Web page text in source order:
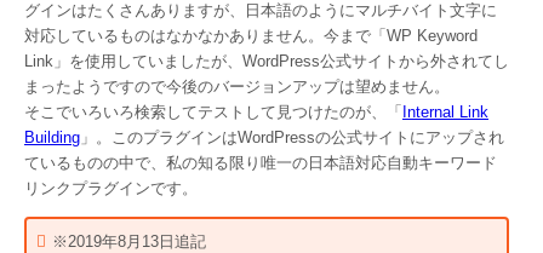
グインはたくさんありますが、日本語のようにマルチバイト文字に
対応しているものはなかなかありません。今まで「WP Keyword
Link」を使用していましたが、WordPress公式サイトから外されてし
まったようですので今後のバージョンアップは望めません。
そこでいろいろ検索してテストして見つけたのが、「 Internal Link
Building 」。このプラグインはWordPressの公式サイトにアップされ
ているものの中で、私の知る限り唯一の日本語対応自動キーワード
リンクプラグインです。
※2019年8月13日追記